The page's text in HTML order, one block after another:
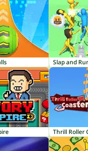
Slap and
Thrill Roller